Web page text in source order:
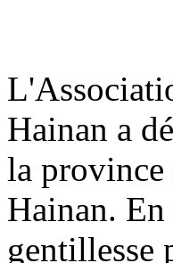
Hainan a
la province
Hainan. En
gentillesse